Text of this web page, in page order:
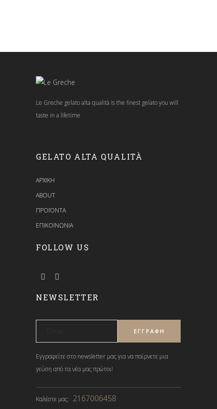
Le Greche gelato alta qualità is the finest gelato you will
taste in a lifetime
GELATO ALTA QUALITÀ
ΑΡΧΙΚΗ
ABOUT
ΠΡΟΪΟΝΤΑ
ΕΠΙΚΟΙΝΩΝΙΑ
FOLLOW US
NEWSLETTER
Εγγραφείτε στο newsletter μας για να παίρνετε μια
γεύση από τα νέα μας πρώτοι!
Καλέστε μας: 2167006458